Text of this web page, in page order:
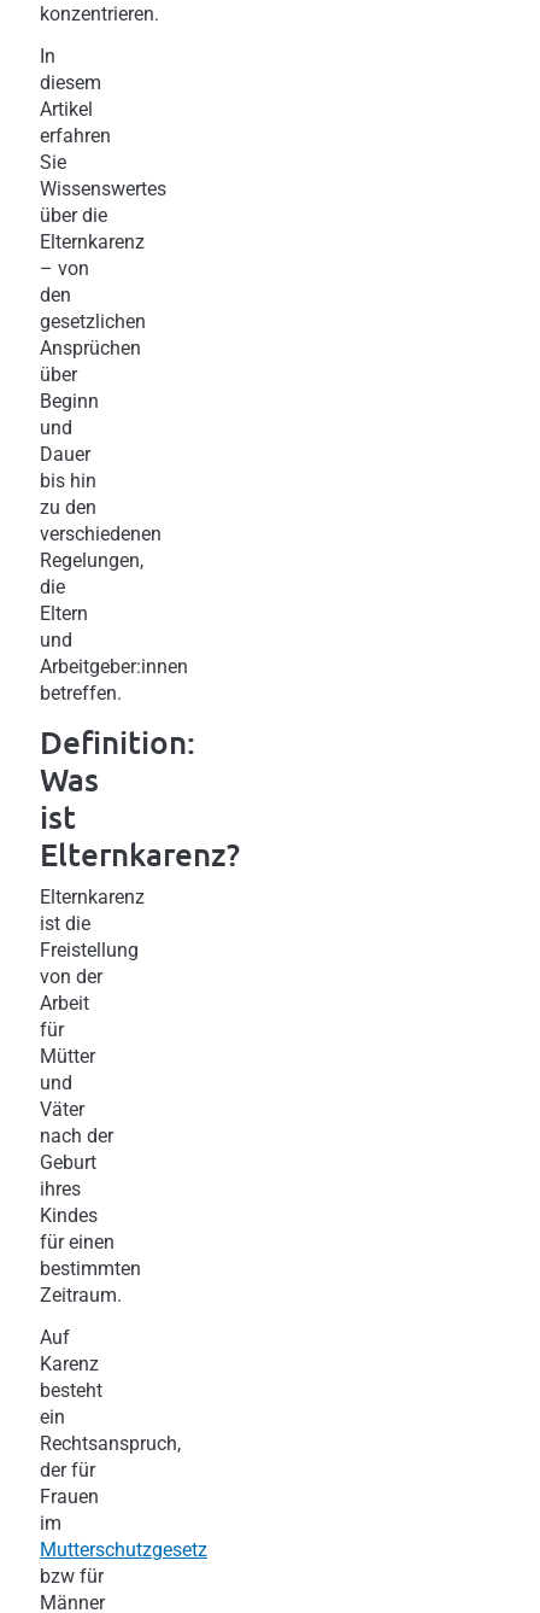
konzentrieren.
In
diesem
Artikel
erfahren
Sie
Wissenswertes
über die
Elternkarenz
– von
den
gesetzlichen
Ansprüchen
über
Beginn
und
Dauer
bis hin
zu den
verschiedenen
Regelungen,
die
Eltern
und
Arbeitgeber:innen
betreffen.
Definition:
Was
ist
Elternkarenz?
Elternkarenz
ist die
Freistellung
von der
Arbeit
für
Mütter
und
Väter
nach der
Geburt
ihres
Kindes
für einen
bestimmten
Zeitraum.
Auf
Karenz
besteht
ein
Rechtsanspruch,
der für
Frauen
im
Mutterschutzgesetz
bzw für
Männer